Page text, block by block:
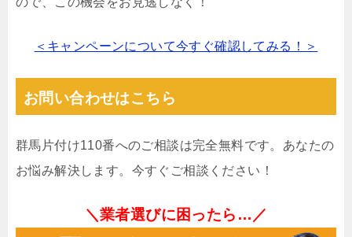
＜キャンペーンについて今すぐ確認してみる！＞
お問い合わせはこちら
群馬片付け110番へのご相談は完全無料です。あなたの
お悩み解決します。今すぐご相談ください！
＼業者選びに困ったら…／